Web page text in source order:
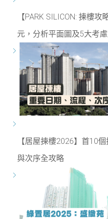
【PARK SILICON: 揀樓
元，分析平面圖及5大考
【居屋揀樓2026】首10
與次序全攻略